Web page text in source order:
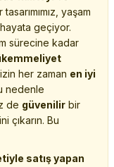
yaşam
geçiyor.
sürecine kadar
her zaman en iyi
nedenle
de güvenilir bir
çıkarın. Bu
satış yapan